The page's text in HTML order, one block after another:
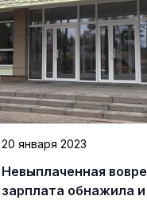
20 января 2023
Невыплаченная
зарплата обнажила